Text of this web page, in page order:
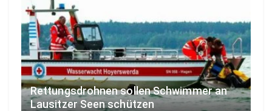
Rettungsdrohnen sollen Schwimmer an
Lausitzer Seen schützen